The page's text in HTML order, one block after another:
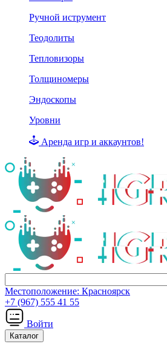
Ручной иструмент
Теодолиты
Тепловизоры
Толщиномеры
Эндоскопы
Уровни
Аренда игр и аккаунтов!
Местоположение: Красноярск
+7 (967) 555 41 55
Войти
Каталог